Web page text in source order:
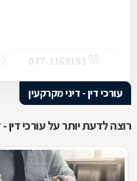
עורכי דין - דיני מקרקעין
רוצה לדעת יותר על עורכי דין